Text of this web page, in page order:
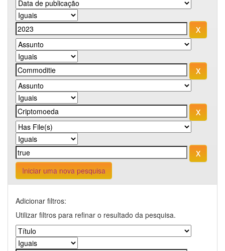
Iniciar uma nova pesquisa
Adicionar filtros:
Utilizar filtros para refinar o resultado da pesquisa.